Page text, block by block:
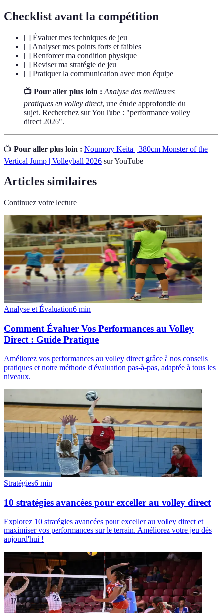
Checklist avant la compétition
[ ] Évaluer mes techniques de jeu
[ ] Analyser mes points forts et faibles
[ ] Renforcer ma condition physique
[ ] Reviser ma stratégie de jeu
[ ] Pratiquer la communication avec mon équipe
📺 Pour aller plus loin : Analyse des meilleures
pratiques en volley direct, une étude approfondie du
sujet. Recherchez sur YouTube : "performance volley
direct 2026".
📺 Pour aller plus loin : Noumory Keita | 380cm Monster of the
Vertical Jump | Volleyball 2026 sur YouTube
Articles similaires
Continuez votre lecture
Analyse et Évaluation6 min
Comment Évaluer Vos Performances au Volley
Direct : Guide Pratique
Améliorez vos performances au volley direct grâce à nos conseils
pratiques et notre méthode d'évaluation pas-à-pas, adaptée à tous les
niveaux.
Stratégies6 min
10 stratégies avancées pour exceller au volley direct
Explorez 10 stratégies avancées pour exceller au volley direct et
maximiser vos performances sur le terrain. Améliorez votre jeu dès
aujourd'hui !